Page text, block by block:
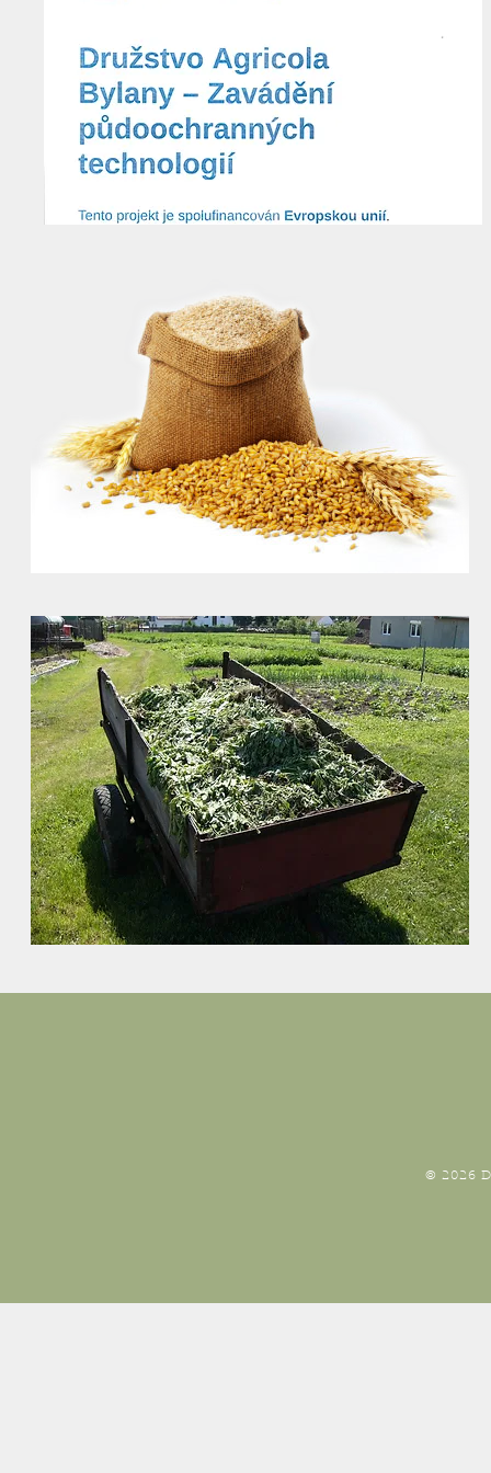
© 2026